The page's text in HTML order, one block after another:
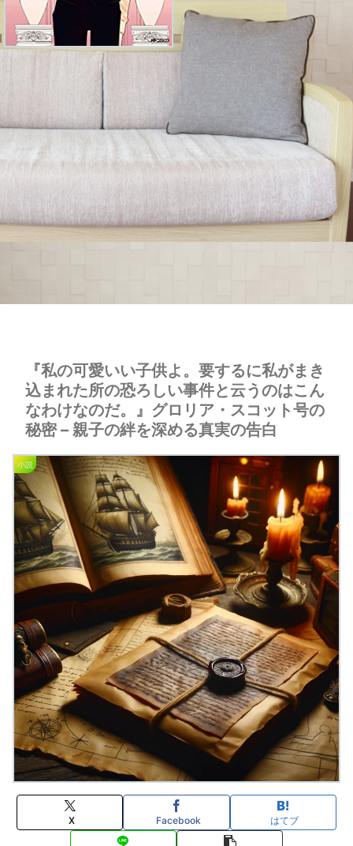
『私の可愛いい子供よ。要するに私がまき
込まれた所の恐ろしい事件と云うのはこん
なわけなのだ。』グロリア・スコット号の
秘密 – 親子の絆を深める真実の告白
小説
X Facebook はてブ